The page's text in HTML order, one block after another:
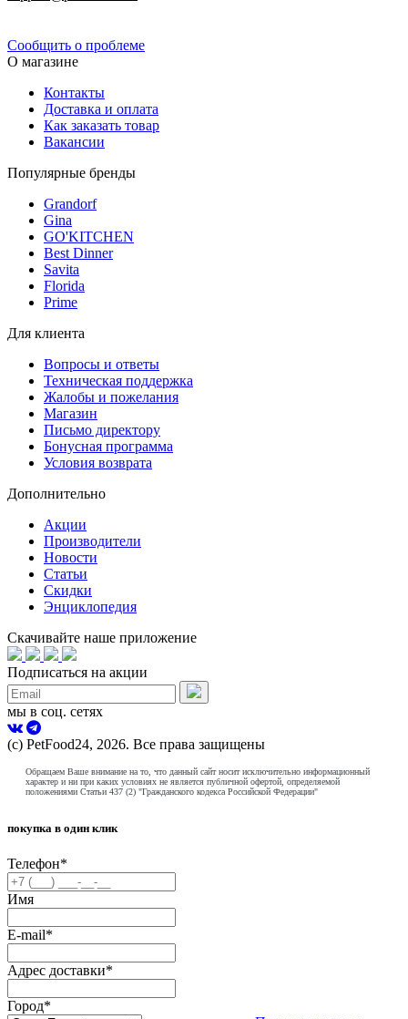
Сообщить о проблеме
О магазине
Контакты
Доставка и оплата
Как заказать товар
Вакансии
Популярные бренды
Grandorf
Gina
GO'KITCHEN
Best Dinner
Savita
Florida
Prime
Для клиента
Вопросы и ответы
Техническая поддержка
Жалобы и пожелания
Магазин
Письмо директору
Бонусная программа
Условия возврата
Дополнительно
Акции
Производители
Новости
Статьи
Скидки
Энциклопедия
Скачивайте наше приложение
Подписаться на акции
мы в соц. сетях
(с) PetFood24, 2026. Все права защищены
Обращаем Ваше внимание на то, что данный сайт носит исключительно информационный
характер и ни при каких условиях не является публичной офертой, определяемой
положениями Статьи 437 (2) "Гражданского кодекса Российской Федерации"
покупка в один клик
Телефон*
Имя
E-mail*
Адрес доставки*
Город*